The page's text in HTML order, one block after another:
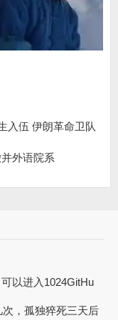
入伍 伊朗革命卫队
外语院系
以进入1024GitHu
，孤独猝死三天后